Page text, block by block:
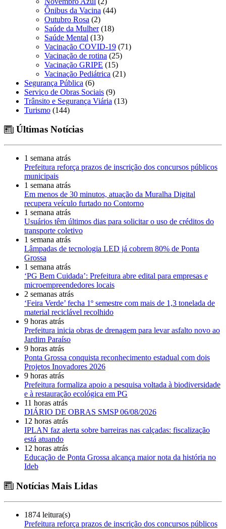
Ônibus da Vacina (44)
Outubro Rosa (2)
Saúde da Mulher(18)
Saúde Mental (13)
Vacinação COVID-19 (71)
Vacinação de rotina (25)
Vacinação GRIPE (15)
Vacinação Pediátrica (21)
Segurança Pública (6)
Serviço de Obras Sociais (9)
Trânsito e Segurança Viária (13)
Turismo (144)
Últimas Notícias
1 semana atrás
Prefeitura reforça prazos de inscrição dos concursos públicos
municipais
1 semana atrás
Em menos de 30 minutos, atuação da Muralha Digital
recupera veículo furtado no Contorno
1 semana atrás
Usuários têm últimos dias para solicitar o uso de créditos do
transporte coletivo
1 semana atrás
Lâmpadas de tecnologia LED já cobrem 80% de Ponta
Grossa
1 semana atrás
‘PG Bem Cuidada’: Prefeitura abre edital para empresas e
microempreendedores locais
2 semanas atrás
‘Feira Verde’ fecha 1º semestre com mais de 1,3 tonelada de
material reciclável recolhido
9 horas atrás
Prefeitura inicia obras de drenagem para levar asfalto novo ao
Jardim Paraíso
9 horas atrás
Ponta Grossa conquista reconhecimento estadual com dois
Projetos Inovadores 2026
9 horas atrás
Prefeitura formaliza apoio a pesquisa voltada à biodiversidade
e à restauração ecológica em PG
11 horas atrás
DIÁRIO DE OBRAS SMSP 06/08/2026
12 horas atrás
IPLAN faz alerta sobre barreiras nas calçadas: fiscalização
está atuando
12 horas atrás
Educação de Ponta Grossa alcança maior nota da história no
Ideb
Notícias Mais Lidas
1874 leitura(s)
Prefeitura reforça prazos de inscrição dos concursos públicos